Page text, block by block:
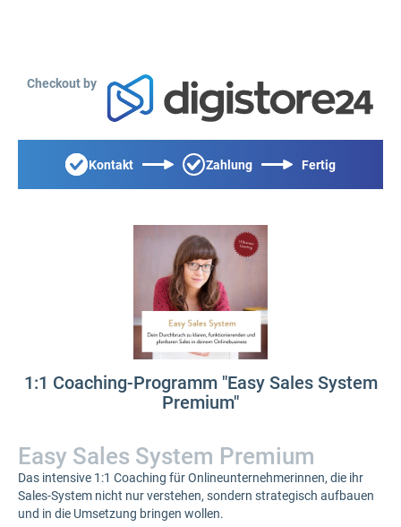
Checkout by
Kontakt Zahlung Fertig
1:1 Coaching-Programm "Easy Sales System
Premium"
Easy Sales System Premium
Das intensive 1:1 Coaching für Onlineunternehmerinnen, die ihr
Sales-System nicht nur verstehen, sondern strategisch aufbauen
und in die Umsetzung bringen wollen.